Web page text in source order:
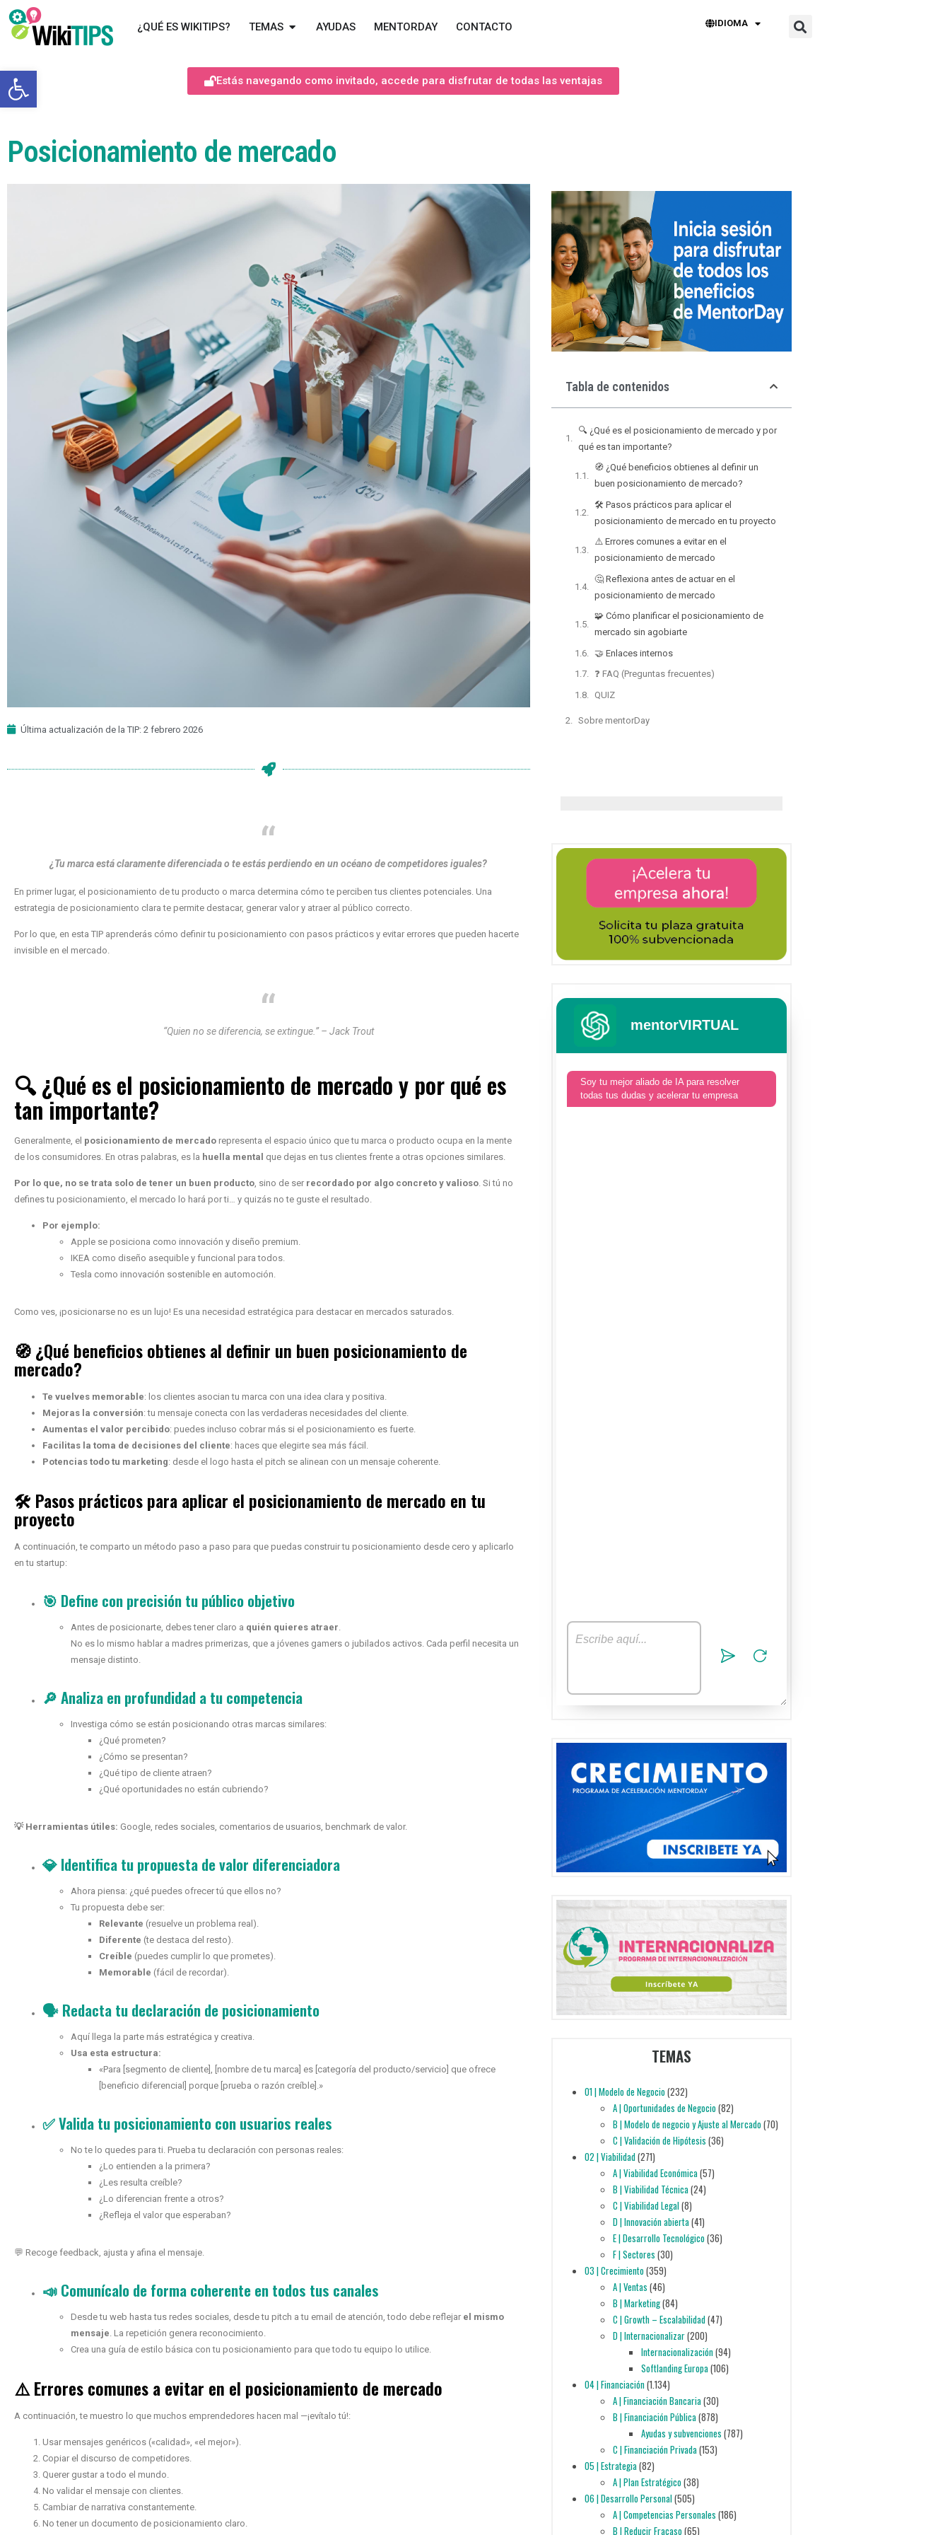
Abrir barra de herramientas
¿QUÉ ES WIKITIPS? TEMAS AYUDAS MENTORDAY CONTACTO IDIOMA
Estás navegando como invitado, accede para disfrutar de todas las ventajas
Posicionamiento de mercado
Última actualización de la TIP: 2 febrero 2026
¿Tu marca está claramente diferenciada o te estás perdiendo en un océano de competidores iguales?
En primer lugar, el posicionamiento de tu producto o marca determina cómo te perciben tus clientes potenciales. Una
estrategia de posicionamiento clara te permite destacar, generar valor y atraer al público correcto.
Por lo que, en esta TIP aprenderás cómo definir tu posicionamiento con pasos prácticos y evitar errores que pueden hacerte
invisible en el mercado.
“Quien no se diferencia, se extingue.” – Jack Trout
🔍 ¿Qué es el posicionamiento de mercado y por qué es
tan importante?
Generalmente, el posicionamiento de mercado representa el espacio único que tu marca o producto ocupa en la mente
de los consumidores. En otras palabras, es la huella mental que dejas en tus clientes frente a otras opciones similares.
Por lo que, no se trata solo de tener un buen producto , sino de ser recordado por algo concreto y valioso . Si tú no
defines tu posicionamiento, el mercado lo hará por ti… y quizás no te guste el resultado.
Por ejemplo:
Apple se posiciona como innovación y diseño premium.
IKEA como diseño asequible y funcional para todos.
Tesla como innovación sostenible en automoción.
Como ves, ¡posicionarse no es un lujo! Es una necesidad estratégica para destacar en mercados saturados.
🧭 ¿Qué beneficios obtienes al definir un buen posicionamiento de
mercado?
Te vuelves memorable: los clientes asocian tu marca con una idea clara y positiva.
Mejoras la conversión: tu mensaje conecta con las verdaderas necesidades del cliente.
Aumentas el valor percibido: puedes incluso cobrar más si el posicionamiento es fuerte.
Facilitas la toma de decisiones del cliente: haces que elegirte sea más fácil.
Potencias todo tu marketing: desde el logo hasta el pitch se alinean con un mensaje coherente.
🛠️ Pasos prácticos para aplicar el posicionamiento de mercado en tu
proyecto
A continuación, te comparto un método paso a paso para que puedas construir tu posicionamiento desde cero y aplicarlo
en tu startup:
🎯 Define con precisión tu público objetivo
Antes de posicionarte, debes tener claro a quién quieres atraer
No es lo mismo hablar a madres primerizas, que a jóvenes gamers o jubilados activos. Cada perfil necesita un
mensaje distinto.
🔎 Analiza en profundidad a tu competencia
Investiga cómo se están posicionando otras marcas similares:
¿Qué prometen?
¿Cómo se presentan?
¿Qué tipo de cliente atraen?
¿Qué oportunidades no están cubriendo?
💡 Herramientas útiles: Google, redes sociales, comentarios de usuarios, benchmark de valor.
💎 Identifica tu propuesta de valor diferenciadora
Ahora piensa: ¿qué puedes ofrecer tú que ellos no?
Tu propuesta debe ser:
Relevante (resuelve un problema real).
Diferente (te destaca del resto).
Creíble (puedes cumplir lo que prometes).
Memorable (fácil de recordar).
🗣️ Redacta tu declaración de posicionamiento
Aquí llega la parte más estratégica y creativa.
Usa esta estructura:
«Para [segmento de cliente], [nombre de tu marca] es [categoría del producto/servicio] que ofrece
[beneficio diferencial] porque [prueba o razón creíble].»
✅ Valida tu posicionamiento con usuarios reales
No te lo quedes para ti. Prueba tu declaración con personas reales:
¿Lo entienden a la primera?
¿Les resulta creíble?
¿Lo diferencian frente a otros?
¿Refleja el valor que esperaban?
💬 Recoge feedback, ajusta y afina el mensaje.
📣 Comunícalo de forma coherente en todos tus canales
Desde tu web hasta tus redes sociales, desde tu pitch a tu email de atención, todo debe reflejar el mismo
mensaje . La repetición genera reconocimiento.
Crea una guía de estilo básica con tu posicionamiento para que todo tu equipo lo utilice.
⚠️ Errores comunes a evitar en el posicionamiento de mercado
A continuación, te muestro lo que muchos emprendedores hacen mal —¡evítalo tú!:
Usar mensajes genéricos («calidad», «el mejor»).
Copiar el discurso de competidores.
Querer gustar a todo el mundo.
No validar el mensaje con clientes.
Cambiar de narrativa constantemente.
No tener un documento de posicionamiento claro.
Tabla de contenidos
🔍 ¿Qué es el posicionamiento de mercado y por
qué es tan importante?
🧭 ¿Qué beneficios obtienes al definir un
buen posicionamiento de mercado?
🛠️ Pasos prácticos para aplicar el
posicionamiento de mercado en tu proyecto
⚠️ Errores comunes a evitar en el
posicionamiento de mercado
🤔 Reflexiona antes de actuar en el
posicionamiento de mercado
🧩 Cómo planificar el posicionamiento de
mercado sin agobiarte
🤝 Enlaces internos
❓ FAQ (Preguntas frecuentes)
QUIZ
Sobre mentorDay
mentorVIRTUAL
Soy tu mejor aliado de IA para resolver
todas tus dudas y acelerar tu empresa
TEMAS
01 | Modelo de Negocio(232)
A | Oportunidades de Negocio(82)
B | Modelo de negocio y Ajuste al Mercado(70)
C | Validación de Hipótesis (36)
02 | Viabilidad(271)
A | Viabilidad Económica(57)
B | Viabilidad Técnica(24)
C | Viabilidad Legal(8)
D | Innovación abierta(41)
E | Desarrollo Tecnológico(36)
F | Sectores (30)
03 | Crecimiento(359)
A | Ventas (46)
B | Marketing(84)
C | Growth – Escalabilidad(47)
D | Internacionalizar(200)
Internacionalización(94)
Softlanding Europa(106)
04 | Financiación(1.134)
A | Financiación Bancaria(30)
B | Financiación Pública(878)
Ayudas y subvenciones (787)
C | Financiación Privada(153)
05 | Estrategia(82)
A | Plan Estratégico(38)
06 | Desarrollo Personal(505)
A | Competencias Personales (186)
B | Reducir Fracaso(65)